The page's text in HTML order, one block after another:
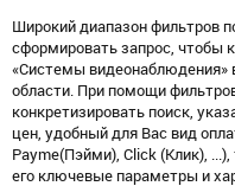
Широкий диапазон фильтров
сформировать запрос, чтобы
«Системы видеонаблюдения»
области. При помощи
конкретизировать поиск,
цен, удобный для Вас вид
Payme(Пэйми), Click (Клик),
его ключевые параметры и